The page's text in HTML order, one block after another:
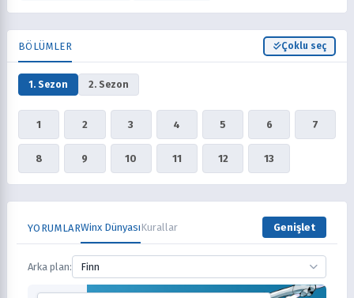
BÖLÜMLER Çoklu seç
1. Sezon 2. Sezon
1 2 3 4 5 6 7
8 9 10 11 12 13
YORUMLARWinx DünyasıKurallar Genişlet
Arka plan: Finn